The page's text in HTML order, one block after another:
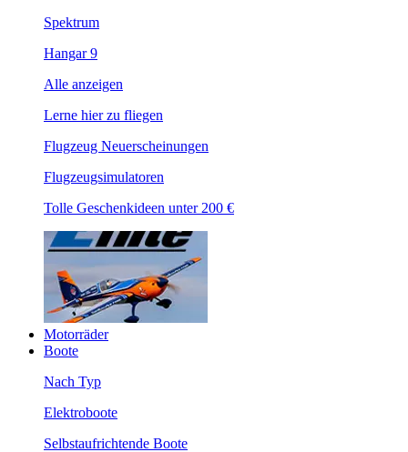
Spektrum
Hangar 9
Alle anzeigen
Lerne hier zu fliegen
Flugzeug Neuerscheinungen
Flugzeugsimulatoren
Tolle Geschenkideen unter 200 €
Motorräder
Boote
Nach Typ
Elektroboote
Selbstaufrichtende Boote